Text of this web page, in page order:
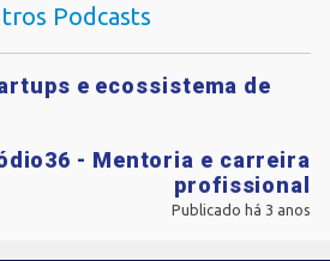
Podcasts
e ecossistema de
- Mentoria e carreira
profissional
Publicado há 3 anos